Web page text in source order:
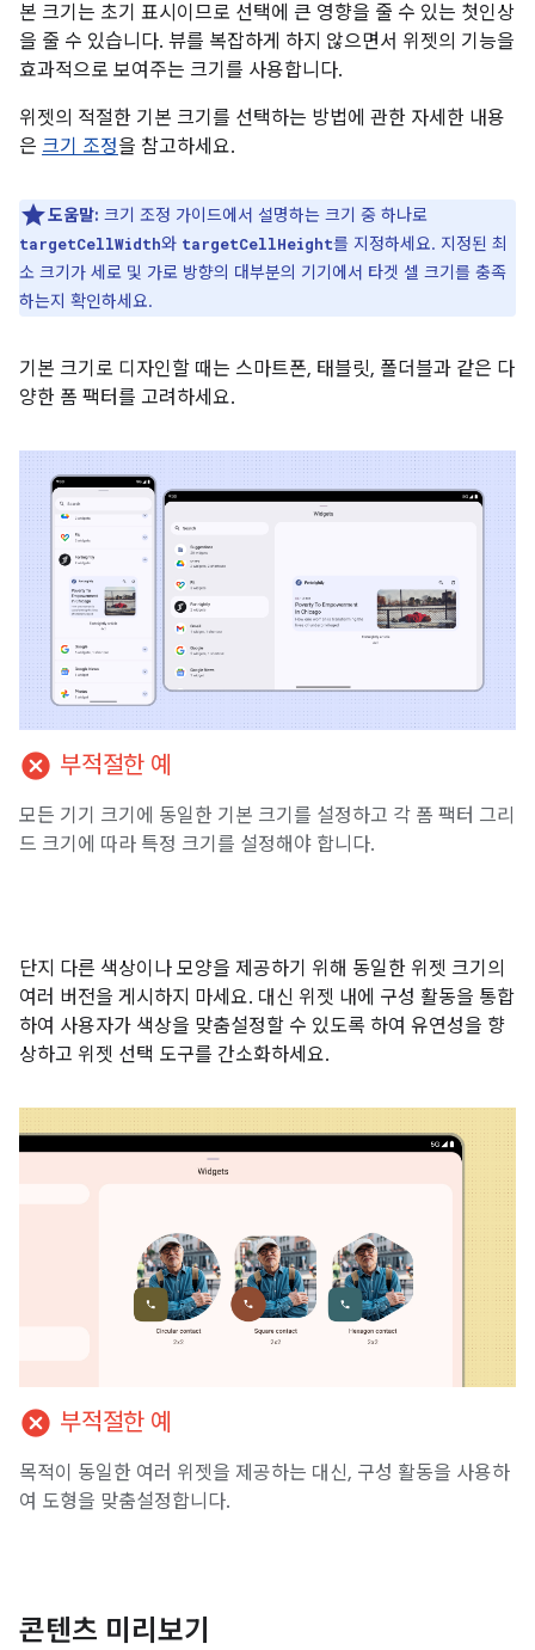
본 크기는 초기 표시이므로 선택에 큰 영향을 줄 수 있는 첫인상
을 줄 수 있습니다. 뷰를 복잡하게 하지 않으면서 위젯의 기능을
효과적으로 보여주는 크기를 사용합니다.
위젯의 적절한 기본 크기를 선택하는 방법에 관한 자세한 내용
은 크기 조정을 참고하세요.
도움말: 크기 조정 가이드에서 설명하는 크기 중 하나로
targetCellWidth와 targetCellHeight를 지정하세요. 지정된 최
소 크기가 세로 및 가로 방향의 대부분의 기기에서 타겟 셀 크기를 충족
하는지 확인하세요.
기본 크기로 디자인할 때는 스마트폰, 태블릿, 폴더블과 같은 다
양한 폼 팩터를 고려하세요.
cancel 부적절한 예
모든 기기 크기에 동일한 기본 크기를 설정하고 각 폼 팩터 그리
드 크기에 따라 특정 크기를 설정해야 합니다.
단지 다른 색상이나 모양을 제공하기 위해 동일한 위젯 크기의
여러 버전을 게시하지 마세요. 대신 위젯 내에 구성 활동을 통합
하여 사용자가 색상을 맞춤설정할 수 있도록 하여 유연성을 향
상하고 위젯 선택 도구를 간소화하세요.
cancel 부적절한 예
목적이 동일한 여러 위젯을 제공하는 대신, 구성 활동을 사용하
여 도형을 맞춤설정합니다.
콘텐츠 미리보기